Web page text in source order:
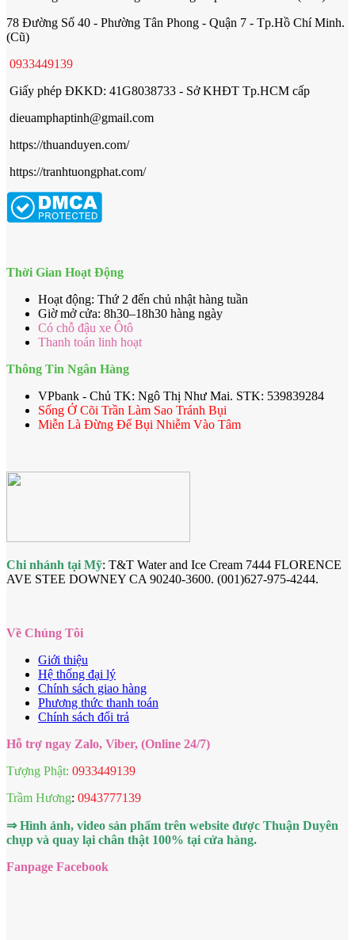
78 Đường Số 40 - Phường Tân Phong - Quận 7 - Tp.Hồ Chí Minh.
(Cũ)
0933449139
Giấy phép ĐKKD: 41G8038733 - Sở KHĐT Tp.HCM cấp
dieuamphaptinh@gmail.com
https://thuanduyen.com/
https://tranhtuongphat.com/
Thời Gian Hoạt Động
Hoạt động: Thứ 2 đến chủ nhật hàng tuần
Giờ mở cửa: 8h30–18h30 hàng ngày
Có chỗ đậu xe Ôtô
Thanh toán linh hoạt
Thông Tin Ngân Hàng
VPbank - Chủ TK: Ngô Thị Như Mai. STK: 539839284
Sống Ở Cõi Trần Làm Sao Tránh Bụi
Miễn Là Đừng Để Bụi Nhiễm Vào Tâm
Chi nhánh tại Mỹ: T&T Water and Ice Cream 7444 FLORENCE
AVE STEE DOWNEY CA 90240-3600. (001)627-975-4244.
Về Chúng Tôi
Giới thiệu
Hệ thống đại lý
Chính sách giao hàng
Phương thức thanh toán
Chính sách đổi trả
Hỗ trợ ngay Zalo, Viber, (Online 24/7)
Tượng Phật: 0933449139
Trầm Hương: 0943777139
⇒ Hình ảnh, video sản phẩm trên website được Thuận Duyên
chụp và quay lại chân thật 100% tại cửa hàng.
Fanpage Facebook